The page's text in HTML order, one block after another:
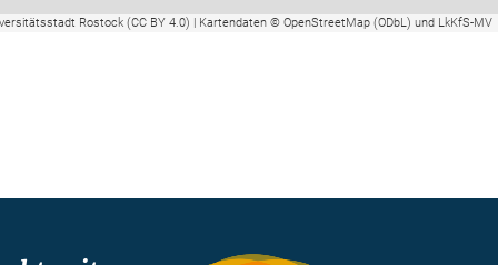
Rostock (CC BY 4.0) | Kartendaten © OpenStreetMap (ODbL) und LkKfS-MV